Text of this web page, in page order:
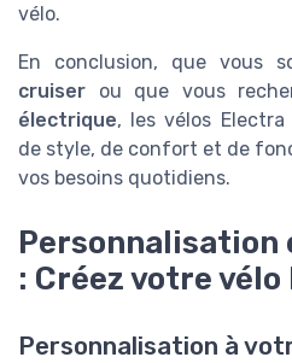
vélo.
En conclusion, que vous
cruiser ou que vous
électrique, les vélos
de style, de confort et de
vos besoins quotidiens.
Personnalisation
: Créez votre
Personnalisation à